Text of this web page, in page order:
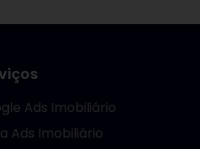
Ads Imobiliário
Ads Imobiliário